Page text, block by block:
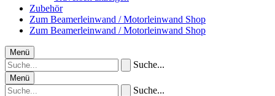
Zubehör
Zum Beamerleinwand / Motorleinwand Shop
Zum Beamerleinwand / Motorleinwand Shop
Menü
Suche...
Menü
Suche...